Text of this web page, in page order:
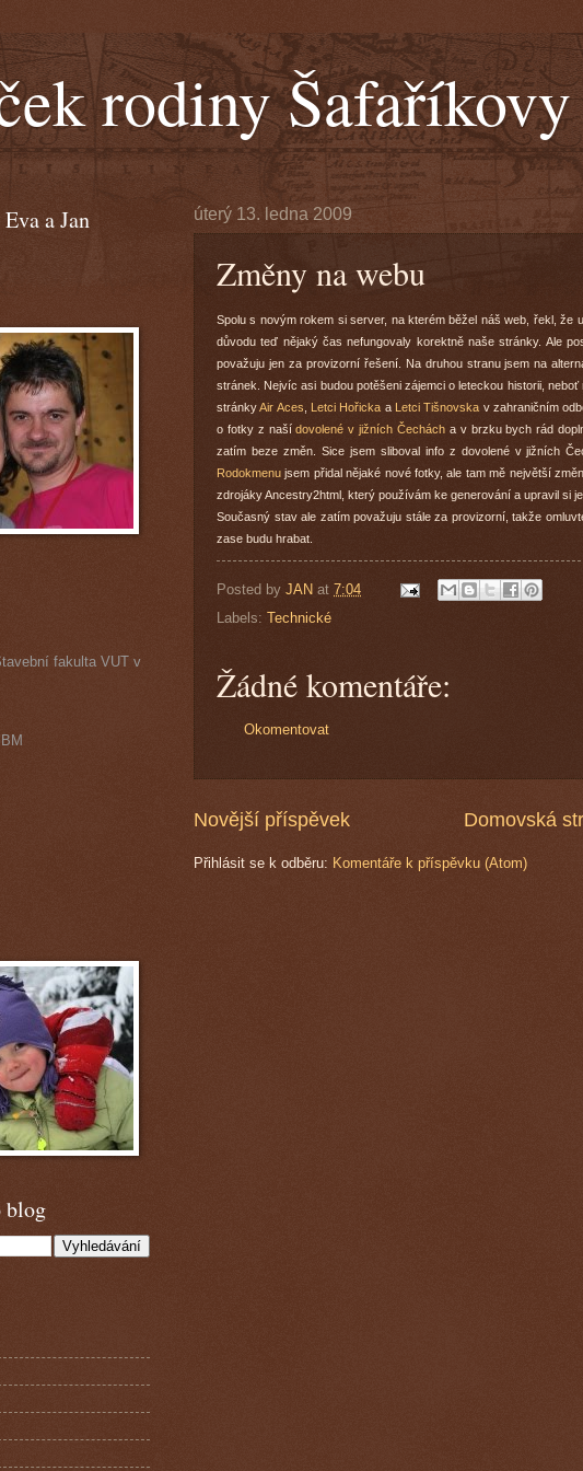
rodiny Šafaříkovy
úterý 13. ledna 2009
Změny na webu
Spolu s novým rokem si server, na kterém běžel náš web, řekl, že
důvodu teď nějaký čas nefungovaly korektně naše stránky. Ale
považuju jen za provizorní řešení. Na druhou stranu jsem na
stránek. Nejvíc asi budou potěšeni zájemci o leteckou historii,
stránkyAir Aces Letci Hořicka a Letci Tišnovska v zahraničním
o fotky z našídovolené v jižních Čechácha v brzku bych rád
zatím beze změn. Sice jsem sliboval info z dovolené v jižních
Rodokmenu jsem přidal nějaké nové fotky, ale tam mě největší
zdrojáky Ancestry2html, který používám ke generování a upravil si
Současný stav ale zatím považuju stále za provizorní, takže
zase budu hrabat.
Posted by JAN at 7:04
Labels: Technické
Žádné komentáře:
Okomentovat
Novější příspěvek Domovská
Přihlásit se k odběru: Komentáře k příspěvku (Atom)
a Jan
fakulta VUT v
blog